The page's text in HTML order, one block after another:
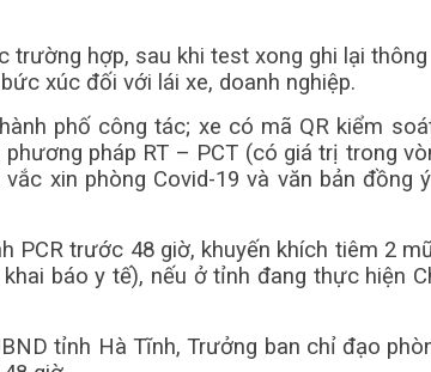
hợp, sau khi test xong ghi lại
xúc đối với lái xe, doanh nghiệp.
phố công tác; xe có mã QR kiểm
pháp RT – PCT (có giá trị trong
xin phòng Covid-19 và văn bản đồng
PCR trước 48 giờ, khuyến khích tiêm 2
báo y tế), nếu ở tỉnh đang thực hiện
tỉnh Hà Tĩnh, Trưởng ban chỉ đạo